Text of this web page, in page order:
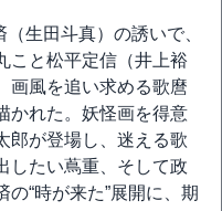
生田斗真）の誘いで、
こと松平定信（井上裕
画風を追い求める歌麿
かれた。妖怪画を得意
郎が登場し、迷える歌
したい蔦重、そして政
“時が来た”展開に、期